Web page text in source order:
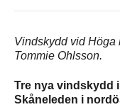
Vindskydd vid Höga
Tommie Ohlsson.
Tre nya vindskydd
Skåneleden i